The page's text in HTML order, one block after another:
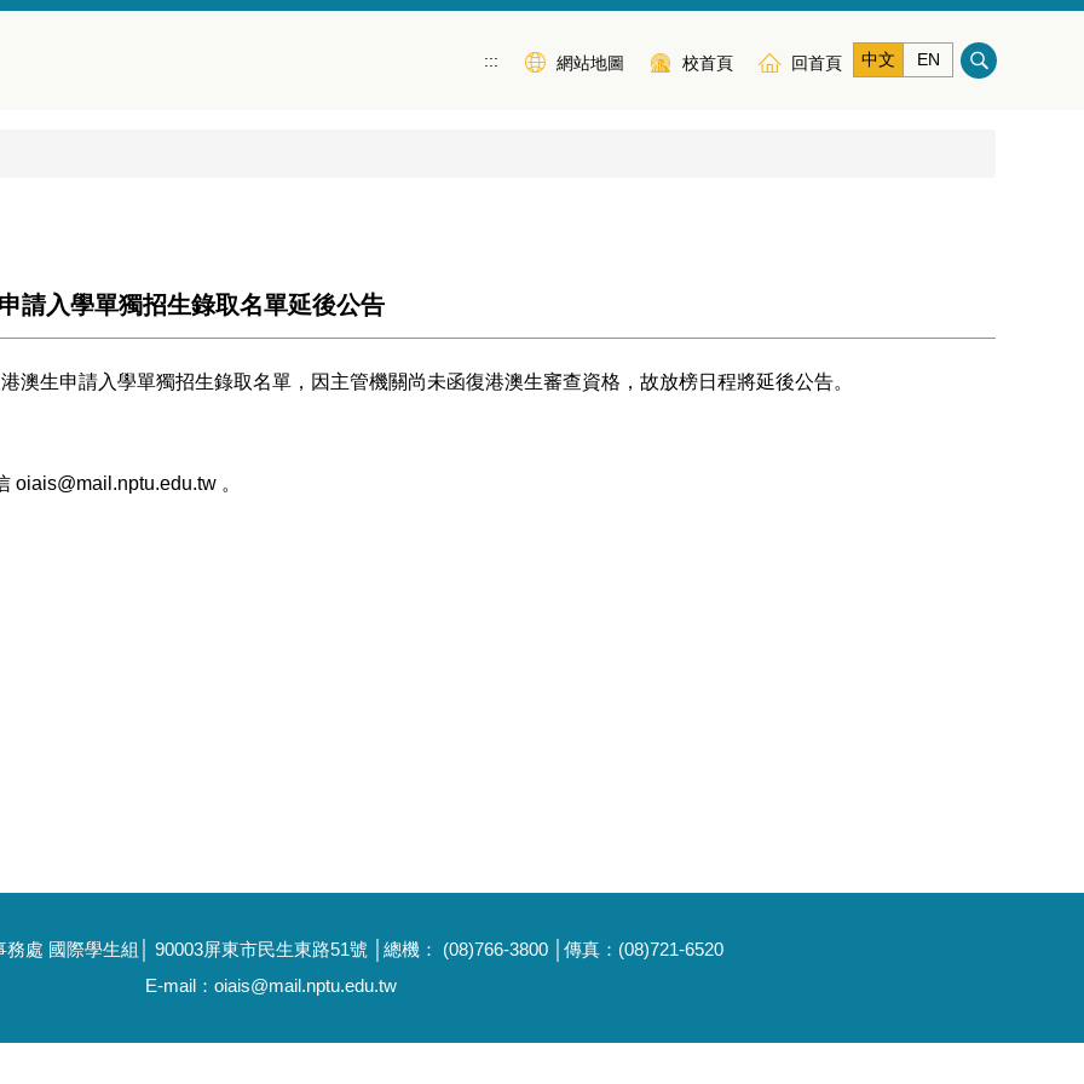
::: 網站地圖 校首頁 回首頁 中文 EN
請入學單獨招生錄取名單延後公告
澳生申請入學單獨招生錄取名單，因主管機關尚未函復港澳生審查資格，故放榜日程將延後公告。
oiais@mail.nptu.edu.tw 。
處 國際學生組│ 90003屏東市民生東路51號 │總機： (08)766-3800 │傳真：(08)721-6520
E-mail：oiais@mail.nptu.edu.tw